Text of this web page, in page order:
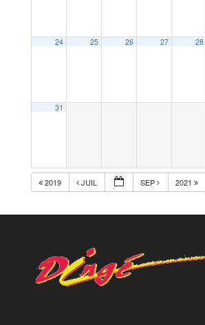
24 25 26 27 28
31
2019 JUIL SEP 2021